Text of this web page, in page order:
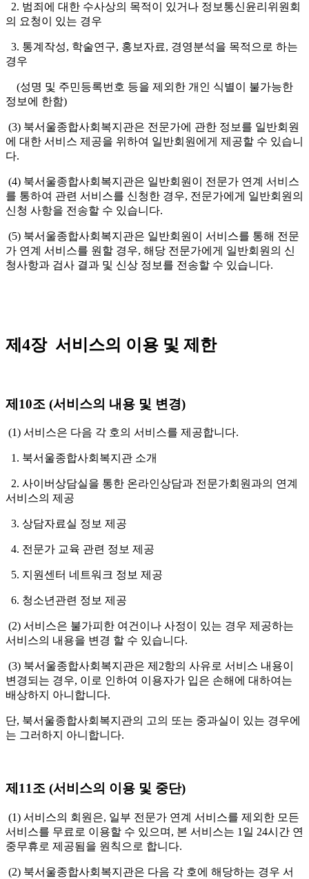
2. 범죄에 대한 수사상의 목적이 있거나 정보통신윤리위원회
의 요청이 있는 경우
3. 통계작성, 학술연구, 홍보자료, 경영분석을 목적으로 하는
경우
(성명 및 주민등록번호 등을 제외한 개인 식별이 불가능한
정보에 한함)
(3) 북서울종합사회복지관은 전문가에 관한 정보를 일반회원
에 대한 서비스 제공을 위하여 일반회원에게 제공할 수 있습니
다.
(4) 북서울종합사회복지관은 일반회원이 전문가 연계 서비스
를 통하여 관련 서비스를 신청한 경우, 전문가에게 일반회원의
신청 사항을 전송할 수 있습니다.
(5) 북서울종합사회복지관은 일반회원이 서비스를 통해 전문
가 연계 서비스를 원할 경우, 해당 전문가에게 일반회원의 신
청사항과 검사 결과 및 신상 정보를 전송할 수 있습니다.
제4장 서비스의 이용 및 제한
제10조 (서비스의 내용 및 변경)
(1) 서비스은 다음 각 호의 서비스를 제공합니다.
1. 북서울종합사회복지관 소개
2. 사이버상담실을 통한 온라인상담과 전문가회원과의 연계
서비스의 제공
3. 상담자료실 정보 제공
4. 전문가 교육 관련 정보 제공
5. 지원센터 네트워크 정보 제공
6. 청소년관련 정보 제공
(2) 서비스은 불가피한 여건이나 사정이 있는 경우 제공하는
서비스의 내용을 변경 할 수 있습니다.
(3) 북서울종합사회복지관은 제2항의 사유로 서비스 내용이
변경되는 경우, 이로 인하여 이용자가 입은 손해에 대하여는
배상하지 아니합니다.
단, 북서울종합사회복지관의 고의 또는 중과실이 있는 경우에
는 그러하지 아니합니다.
제11조 (서비스의 이용 및 중단)
(1) 서비스의 회원은, 일부 전문가 연계 서비스를 제외한 모든
서비스를 무료로 이용할 수 있으며, 본 서비스는 1일 24시간 연
중무휴로 제공됨을 원칙으로 합니다.
(2) 북서울종합사회복지관은 다음 각 호에 해당하는 경우 서